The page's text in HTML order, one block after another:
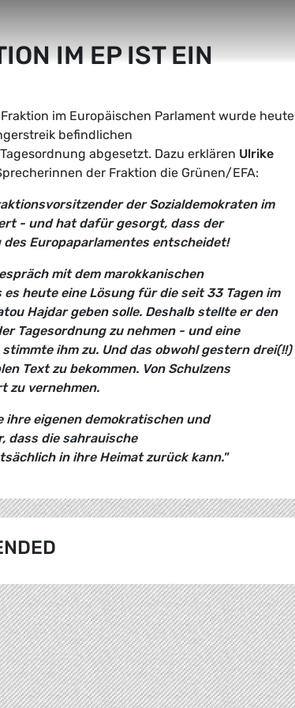
IM EP IST EIN
im Europäischen Parlament wurde heute
befindlichen
abgesetzt. Dazu erklären Ulrike
der Fraktion die Grünen/EFA:
der Sozialdemokraten im
- und hat dafür gesorgt, dass der
Europaparlamentes entscheidet!
mit dem marokkanischen
heute eine Lösung für die seit 33 Tagen im
Hajdar geben solle. Deshalb stellte er den
Tagesordnung zu nehmen - und eine
ihm zu. Und das obwohl gestern drei(!!)
Text zu bekommen. Von Schulzens
zu vernehmen.
ihre eigenen demokratischen und
dass die sahrauische
in ihre Heimat zurück kann."